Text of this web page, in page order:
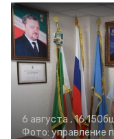
6 августа , 16:15
Фото: управление